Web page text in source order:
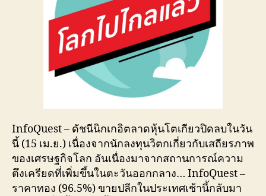
InfoQuest – ดัชนีนิกเกอิตลาดหุ้นโตเกียวปิดลบในวัน
นี้ (15 เม.ย.) เนื่องจากนักลงทุนวิตกเกี่ยวกับเสถียรภาพ
ของเศรษฐกิจโลก อันเนื่องมาจากสถานการณ์ความ
ตึงเครียดที่เพิ่มขึ้นในตะวันออกกลาง… InfoQuest –
ราคาทอง (96.5%) ขายปลีกในประเทศเช้านี้กลับมา